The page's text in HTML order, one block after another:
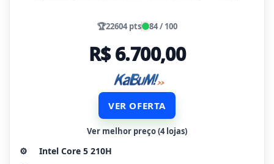
🏆22604 pts 84 / 100
R$ 6.700,00
VER OFERTA
Ver melhor preço (4 lojas)
⚙️
Intel Core 5 210H